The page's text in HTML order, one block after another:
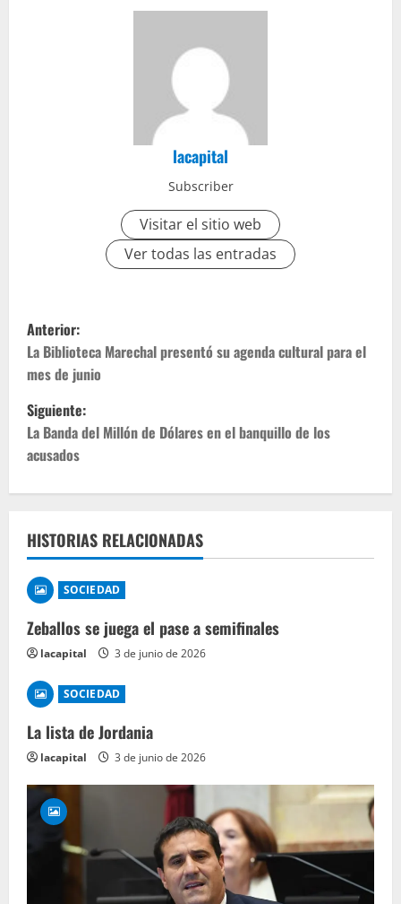
lacapital
Subscriber
Visitar el sitio web
Ver todas las entradas
Anterior:
La Biblioteca Marechal presentó su agenda cultural para el
mes de junio
Siguiente:
La Banda del Millón de Dólares en el banquillo de los
acusados
HISTORIAS RELACIONADAS
SOCIEDAD
Zeballos se juega el pase a semifinales
lacapital 3 de junio de 2026
SOCIEDAD
La lista de Jordania
lacapital 3 de junio de 2026